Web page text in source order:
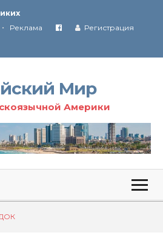
с Ираном
в Иране
и Газы
• Реклама
Регистрация
Мир
Америки